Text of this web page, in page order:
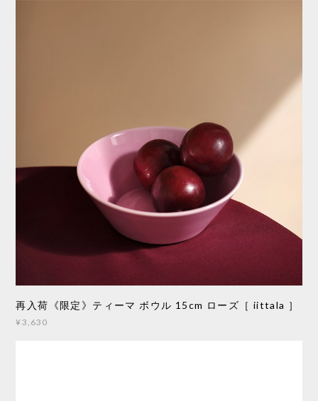
再入荷《限定》ティーマ ボウル 15cm ローズ［ iittala ］
¥3,630